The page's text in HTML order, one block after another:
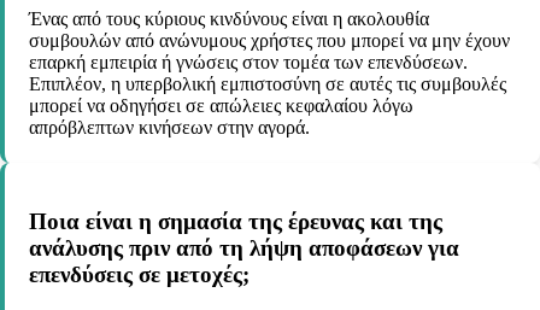
Ένας από τους κύριους κινδύνους είναι η ακολουθία
συμβουλών από ανώνυμους χρήστες που μπορεί να μην έχουν
επαρκή εμπειρία ή γνώσεις στον τομέα των επενδύσεων.
Επιπλέον, η υπερβολική εμπιστοσύνη σε αυτές τις συμβουλές
μπορεί να οδηγήσει σε απώλειες κεφαλαίου λόγω
απρόβλεπτων κινήσεων στην αγορά.
Ποια είναι η σημασία της έρευνας και της
ανάλυσης πριν από τη λήψη αποφάσεων για
επενδύσεις σε μετοχές;